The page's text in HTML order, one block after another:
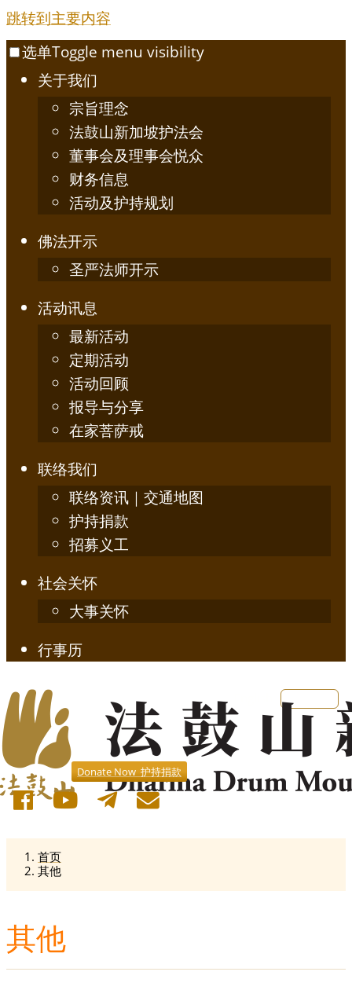
跳转到主要内容
选单Toggle menu visibility
关于我们
宗旨理念
法鼓山新加坡护法会
董事会及理事会悦众
财务信息
活动及护持规划
佛法开示
圣严法师开示
活动讯息
最新活动
定期活动
活动回顾
报导与分享
在家菩萨戒
联络我们
联络资讯｜交通地图
护持捐款
招募义工
社会关怀
大事关怀
行事历
Donate Now 护持捐款
首页
其他
其他